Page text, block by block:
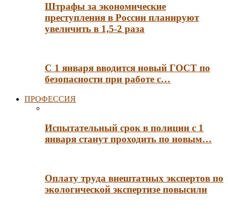
Штрафы за экономические
преступления в России планируют
увеличить в 1,5-2 раза
С 1 января вводится новый ГОСТ по
безопасности при работе с…
ПРОФЕССИЯ
Испытательный срок в полиции с 1
января станут проходить по новым…
Оплату труда внештатных экспертов по
экологической экспертизе повысили